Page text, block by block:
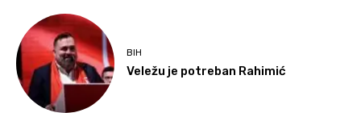
BIH
Veležu je potreban Rahimić